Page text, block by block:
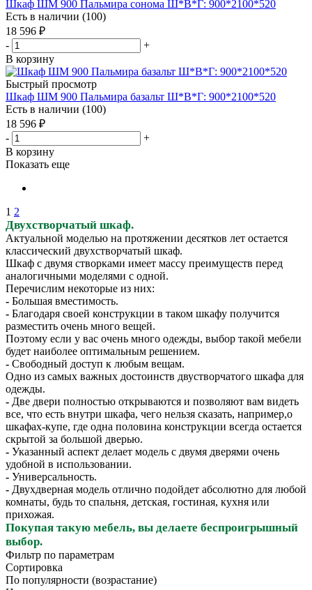
Шкаф ШМ 900 Пальмира сонома Ш*В*Г: 900*2100*520
Есть в наличии (100)
18 596 ₽
-
+
В корзину
Быстрый просмотр
Шкаф ШМ 900 Пальмира базальт Ш*В*Г: 900*2100*520
Есть в наличии (100)
18 596 ₽
-
+
В корзину
Показать еще
1 2
Двухстворчатый шкаф.
Актуальной моделью на протяжении десятков лет остается
классический двухстворчатый шкаф.
Шкаф с двумя створками имеет массу преимуществ перед
аналогичными моделями с одной.
Перечислим некоторые из них:
- Большая вместимость.
- Благодаря своей конструкции в таком шкафу получится
разместить очень много вещей.
Поэтому если у вас очень много одежды, выбор такой мебели
будет наиболее оптимальным решением.
- Свободный доступ к любым вещам.
Одно из самых важных достоинств двустворчатого шкафа для
одежды.
- Две двери полностью открываются и позволяют вам видеть
все, что есть внутри шкафа, чего нельзя сказать, например,о
шкафах-купе, где одна половина конструкции всегда остается
скрытой за большой дверью.
- Указанный аспект делает модель с двумя дверями очень
удобной в использовании.
- Универсальность.
- Двухдверная модель отлично подойдет абсолютно для любой
комнаты, будь то спальня, детская, гостиная, кухня или
прихожая.
Покупая такую мебель, вы делаете беспроигрышный
выбор.
Фильтр по параметрам
Сортировка
По популярности (возрастание)